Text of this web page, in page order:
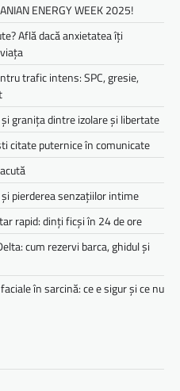
ENERGY WEEK 2025!
Află dacă anxietatea îți
trafic intens: SPC, gresie,
granița dintre izolare și libertate
citate puternice în comunicate
pierderea senzațiilor intime
rapid: dinți ficși în 24 de ore
cum rezervi barca, ghidul și
în sarcină: ce e sigur și ce nu